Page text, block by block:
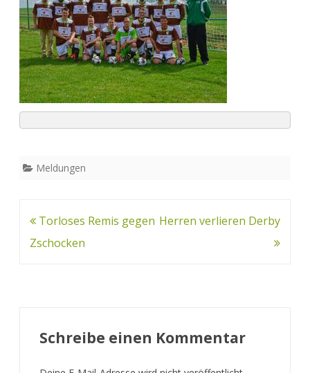
Meldungen
Beitrags-
Navigation
Torloses Remis gegen
Zschocken
Herren verlieren Derby
Schreibe einen Kommentar